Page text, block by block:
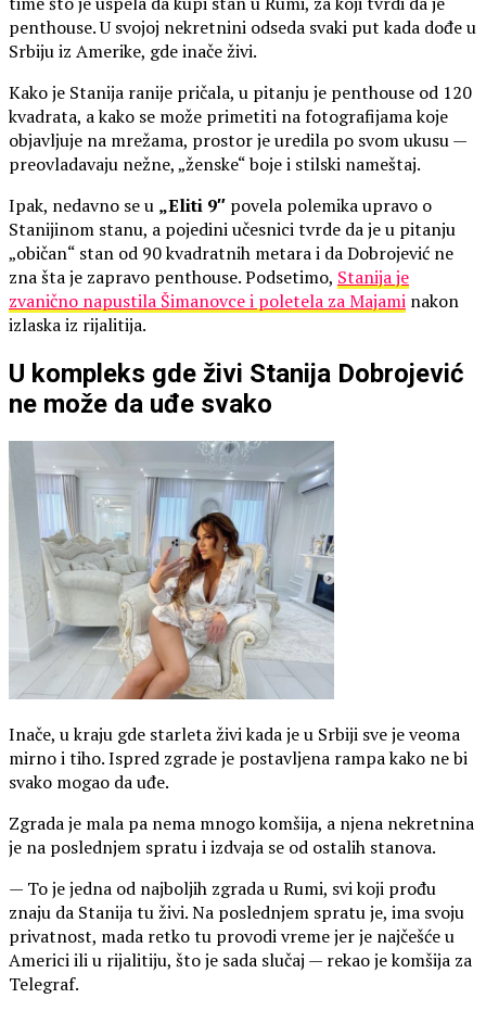
penthouse. U svojoj nekretnini odseda svaki put kada dođe u
Srbiju iz Amerike, gde inače živi.
Kako je Stanija ranije pričala, u pitanju je penthouse od 120
kvadrata, a kako se može primetiti na fotografijama koje
objavljuje na mrežama, prostor je uredila po svom ukusu —
preovladavaju nežne, „ženske“ boje i stilski nameštaj.
Ipak, nedavno se u „Eliti 9″ povela polemika upravo o
Stanijinom stanu, a pojedini učesnici tvrde da je u pitanju
„običan“ stan od 90 kvadratnih metara i da Dobrojević ne
zna šta je zapravo penthouse. Podsetimo, Stanija je
zvanično napustila Šimanovce i poletela za Majami nakon
izlaska iz rijalitija.
U kompleks gde živi Stanija Dobrojević
ne može da uđe svako
Inače, u kraju gde starleta živi kada je u Srbiji sve je veoma
mirno i tiho. Ispred zgrade je postavljena rampa kako ne bi
svako mogao da uđe.
Zgrada je mala pa nema mnogo komšija, a njena nekretnina
je na poslednjem spratu i izdvaja se od ostalih stanova.
— To je jedna od najboljih zgrada u Rumi, svi koji prođu
znaju da Stanija tu živi. Na poslednjem spratu je, ima svoju
privatnost, mada retko tu provodi vreme jer je najčešće u
Americi ili u rijalitiju, što je sada slučaj — rekao je komšija za
Telegraf.